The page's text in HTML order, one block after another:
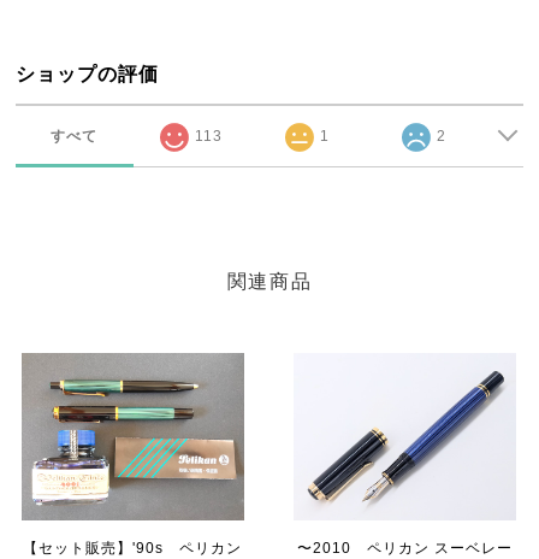
ショップの評価
すべて 113 1 2
関連商品
【セット販売】'90s ペリカン
〜2010 ペリカン スーベレー